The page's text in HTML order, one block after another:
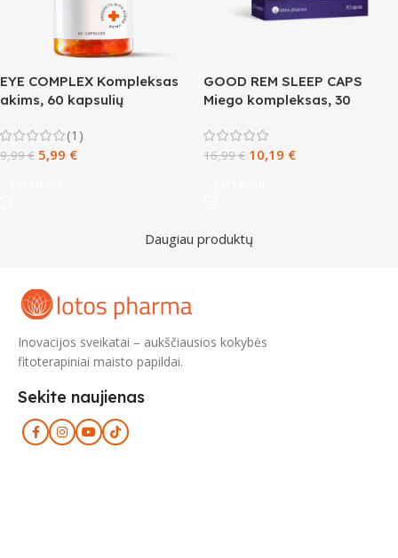
EYE COMPLEX Kompleksas
akims, 60 kapsulių
(1)
9,99€ 5,99 €
GOOD REM SLEEP CAPS
Miego kompleksas, 30
16,99€ 10,19 €
Daugiau produktų
Inovacijos sveikatai – aukščiausios kokybės
fitoterapiniai maisto papildai.
Sekite naujienas